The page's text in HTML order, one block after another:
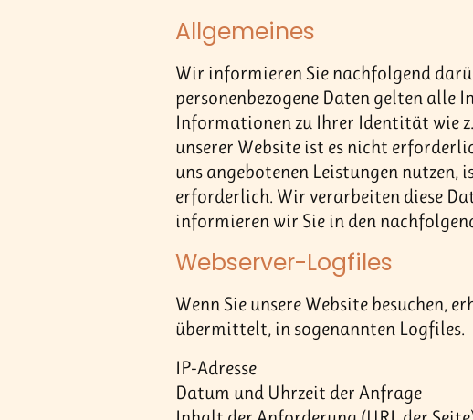
Allgemeines
Wir informieren Sie nachfolgend
personenbezogene Daten gelten alle
Informationen zu Ihrer Identität wie
unserer Website ist es nicht
uns angebotenen Leistungen nutzen,
erforderlich. Wir verarbeiten diese
informieren wir Sie in den
Webserver-Logfiles
Wenn Sie unsere Website besuchen,
übermittelt, in sogenannten Logfiles.
IP-Adresse
Datum und Uhrzeit der Anfrage